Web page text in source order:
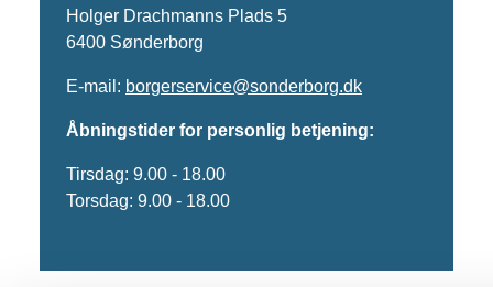
Holger Drachmanns Plads 5
6400 Sønderborg
E-mail: borgerservice@sonderborg.dk
Åbningstider for personlig betjening:
Tirsdag: 9.00 - 18.00
Torsdag: 9.00 - 18.00